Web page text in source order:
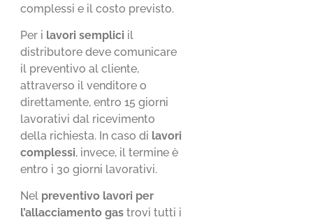
complessi e il costo previsto.
Per i lavori semplici il
distributore deve comunicare
il preventivo al cliente,
attraverso il venditore o
direttamente, entro 15 giorni
lavorativi dal ricevimento
della richiesta. In caso di lavori
complessi, invece, il termine è
entro i 30 giorni lavorativi.
Nel preventivo lavori per
l’allacciamento gas trovi tutti i